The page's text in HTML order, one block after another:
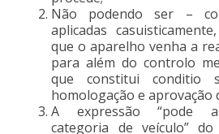
Não podendo ser –
aplicadas
que o aparelho venha a
para além do controlo
que constitui conditio
homologação e aprovação
A expressão “pode
categoria de veículo”